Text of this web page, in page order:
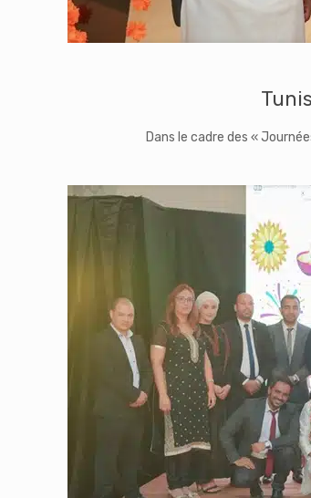
Dans le cadre des «